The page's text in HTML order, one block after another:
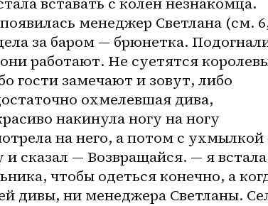
менеджер Светлана (см.
за баром — брюнетка.
работают. Не суетятся
гости замечают и зовут, либо
охмелевшая дива,
накинула ногу на ногу
на него, а потом с ухмылкой
сказал — Возвращайся. — я встала
чтобы одеться конечно, а
дивы, ни менеджера Светланы.